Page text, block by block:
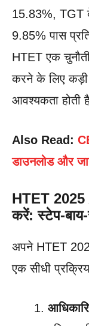
15.83%, TGT
9.85% पास
HTET एक
करने के लिए कड़ी
आवश्यकता होती
Also Read:
डाउनलोड और
HTET
करें: स्टेप-बाय-
अपने HTET
एक सीधी